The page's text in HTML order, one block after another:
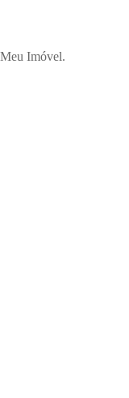
Imóvel.